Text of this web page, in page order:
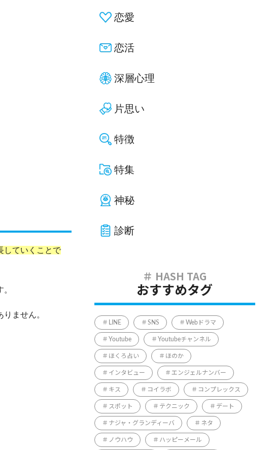
していくことで
ません。
恋愛
恋活
深層心理
片思い
特徴
特集
神秘
診断
おすすめタグ
LINE SNS Webドラマ
Youtube Youtubeチャンネル
ほくろ占い ほのか
インタビュー エンジェルナンバー
キス コイラボ コンプレックス
スポット テクニック デート
ナジャ・グランディーバ ネタ
ノウハウ ハッピーメール